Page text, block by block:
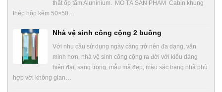
thất ốp tấm Aluninium. MÔ TẢ SẢN PHẨM Cabin khung
thép hộp kẽm 50×50…
Nhà vệ sinh công cộng 2 buồng
Với nhu cầu sử dụng ngày càng trở nên đa dạng, văn
minh hơn, nhà vệ sinh công cộng ra đời với kiểu dáng
hiện đại, sang trọng, mẫu mã đẹp, màu săc trang nhã phù
hợp với không gian…